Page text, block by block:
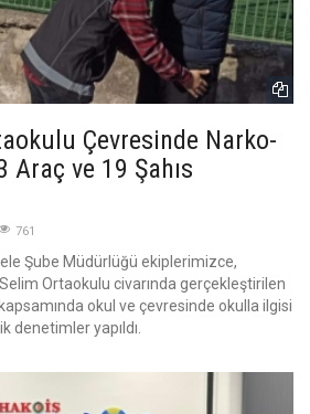
Çevresinde Narko-
Araç ve 19 Şahıs
761
Şube Müdürlüğü ekiplerimizce,
Ortaokulu civarında gerçekleştirilen
okul ve çevresinde okulla ilgisi
denetimler yapıldı.